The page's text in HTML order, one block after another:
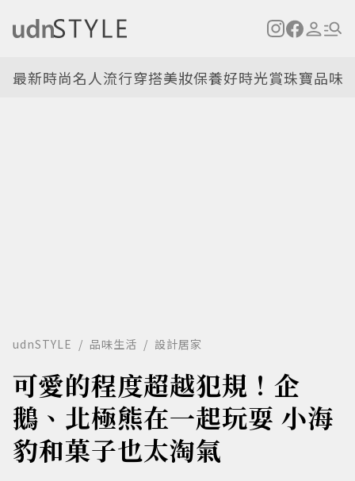
最新時尚名人流行穿搭美妝保養好時光賞珠寶品味
udnSTYLE 品味生活 設計居家
可愛的程度超越犯規！企
鵝、北極熊在一起玩耍 小海
豹和菓子也太淘氣